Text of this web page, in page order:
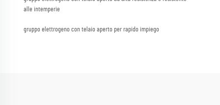
alle intemperie
gruppo elettrogeno con telaio aperto per rapido impiego